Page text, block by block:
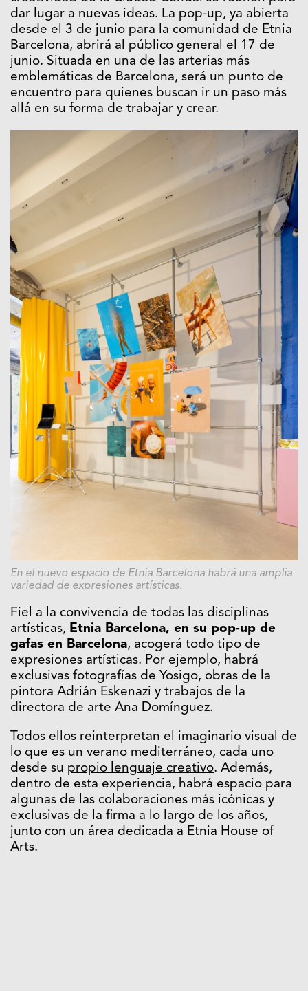
dar lugar a nuevas ideas. La pop-up, ya abierta
desde el 3 de junio para la comunidad de Etnia
Barcelona, abrirá al público general el 17 de
junio. Situada en una de las arterias más
emblemáticas de Barcelona, será un punto de
encuentro para quienes buscan ir un paso más
allá en su forma de trabajar y crear.
En el nuevo espacio de Etnia Barcelona habrá una amplia
variedad de expresiones artísticas.
Fiel a la convivencia de todas las disciplinas
artísticas, Etnia Barcelona, en su pop-up de
gafas en Barcelona, acogerá todo tipo de
expresiones artísticas. Por ejemplo, habrá
exclusivas fotografías de Yosigo, obras de la
pintora Adrián Eskenazi y trabajos de la
directora de arte Ana Domínguez.
Todos ellos reinterpretan el imaginario visual de
lo que es un verano mediterráneo, cada uno
desde su propio lenguaje creativo. Además,
dentro de esta experiencia, habrá espacio para
algunas de las colaboraciones más icónicas y
exclusivas de la firma a lo largo de los años,
junto con un área dedicada a Etnia House of
Arts.